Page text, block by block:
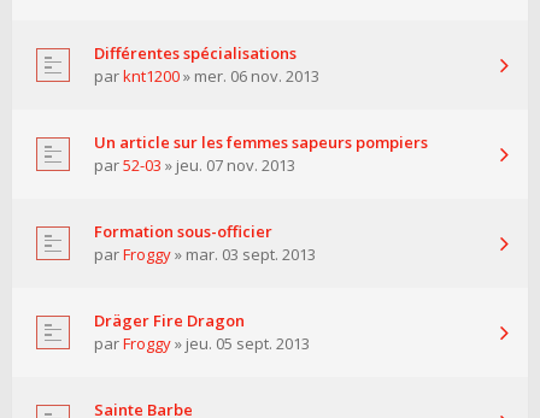
Différentes spécialisations
parknt1200» mer. 06 nov. 2013
Un article sur les femmes sapeurs pompiers
par52-03 » jeu. 07 nov. 2013
Formation sous-officier
parFroggy» mar. 03 sept. 2013
Dräger Fire Dragon
parFroggy» jeu. 05 sept. 2013
Sainte Barbe